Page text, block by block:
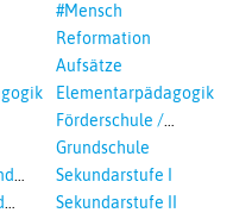
#Mensch
Reformation
Aufsätze
Elementarpädagogik
Förderschule /
Inklusion
Grundschule
Sekundarstufe I
Sekundarstufe II